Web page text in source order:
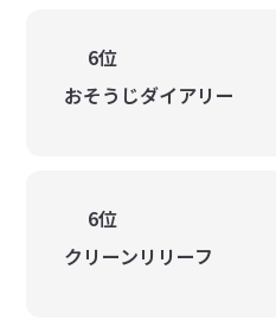
6位
おそうじダイアリー
6位
クリーンリリーフ